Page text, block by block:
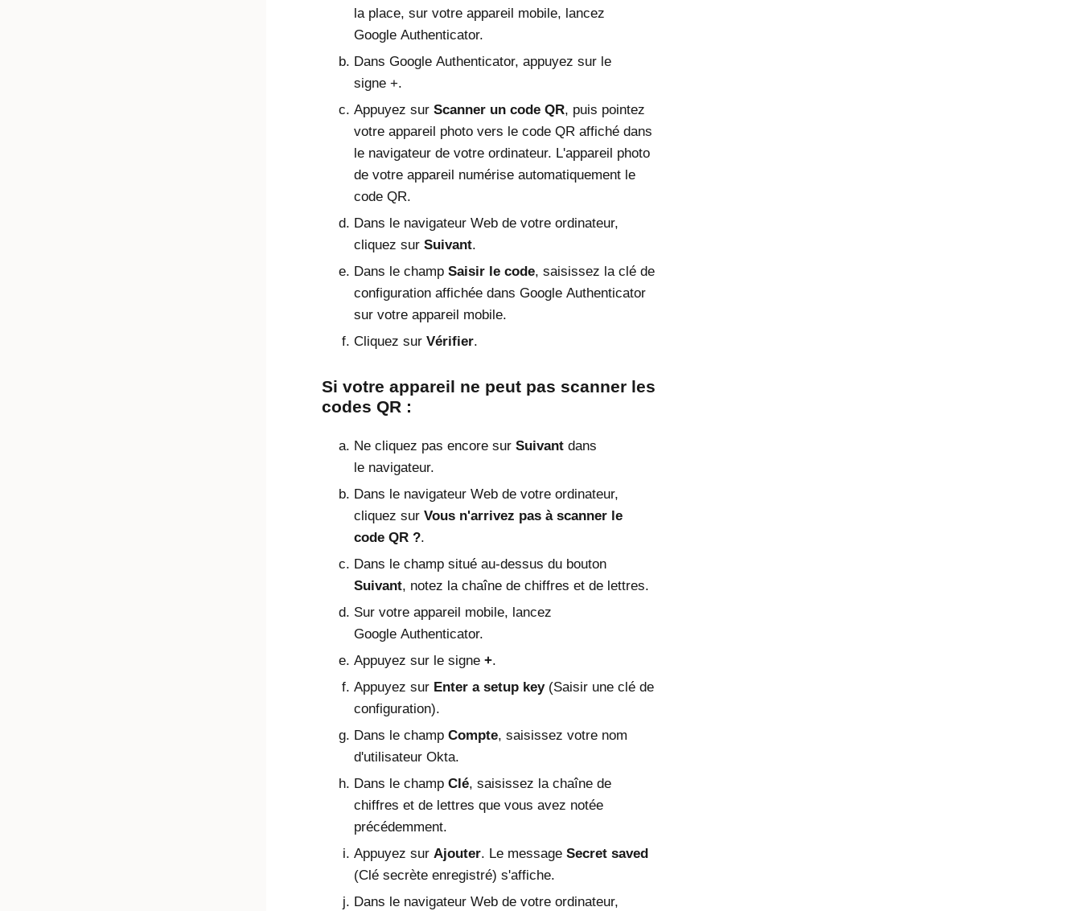
la place, sur votre appareil mobile, lancez
Google Authenticator.
Dans Google Authenticator, appuyez sur le
signe +.
Appuyez sur Scanner un code QR, puis pointez
votre appareil photo vers le code QR affiché dans
le navigateur de votre ordinateur. L'appareil photo
de votre appareil numérise automatiquement le
code QR.
Dans le navigateur Web de votre ordinateur,
cliquez sur Suivant.
Dans le champ Saisir le code, saisissez la clé de
configuration affichée dans Google Authenticator
sur votre appareil mobile.
Cliquez sur Vérifier.
Si votre appareil ne peut pas scanner les
codes QR :
Ne cliquez pas encore sur Suivantdans
le navigateur.
Dans le navigateur Web de votre ordinateur,
cliquez sur Vous n'arrivez pas à scanner le
code QR ?.
Dans le champ situé au-dessus du bouton
Suivant, notez la chaîne de chiffres et de lettres.
Sur votre appareil mobile, lancez
Google Authenticator.
Appuyez sur le signe +.
Appuyez sur Enter a setup key(Saisir une clé de
configuration).
Dans le champ Compte, saisissez votre nom
d'utilisateur Okta.
Dans le champ Clé, saisissez la chaîne de
chiffres et de lettres que vous avez notée
précédemment.
Appuyez sur Ajouter. Le message Secret saved
(Clé secrète enregistré) s'affiche.
Dans le navigateur Web de votre ordinateur,